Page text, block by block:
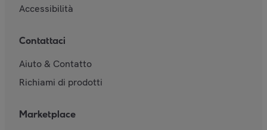
Accessibilità
Contattaci
Aiuto & Contatto
Richiami di prodotti
Marketplace